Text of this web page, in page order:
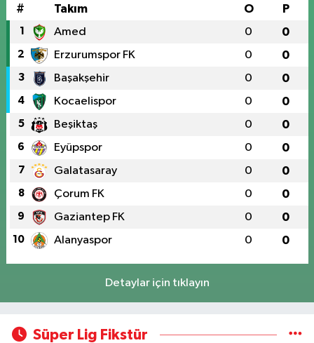
# Takım O P
1 Amed 0 0
2 Erzurumspor FK 0 0
3 Başakşehir 0 0
4 Kocaelispor 0 0
5 Beşiktaş 0 0
6 Eyüpspor 0 0
7 Galatasaray 0 0
8 Çorum FK 0 0
9 Gaziantep FK 0 0
10 Alanyaspor 0 0
Detaylar için tıklayın
Süper Lig Fikstür